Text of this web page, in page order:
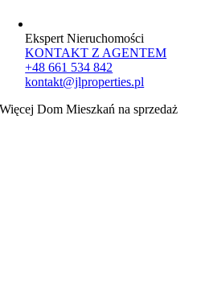
Ekspert Nieruchomości
KONTAKT Z AGENTEM
+48 661 534 842
kontakt@jlproperties.pl
Więcej Dom Mieszkań na sprzedaż